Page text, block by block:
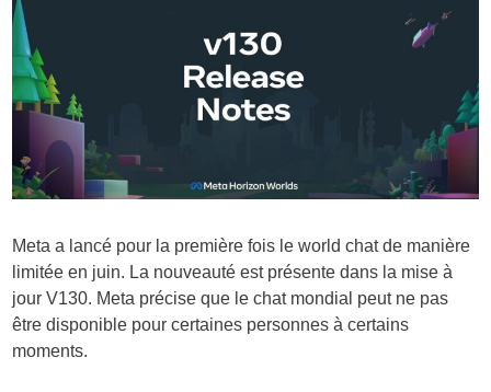
Meta a lancé pour la première fois le world chat de manière
limitée en juin. La nouveauté est présente dans la mise à
jour V130. Meta précise que le chat mondial peut ne pas
être disponible pour certaines personnes à certains
moments.